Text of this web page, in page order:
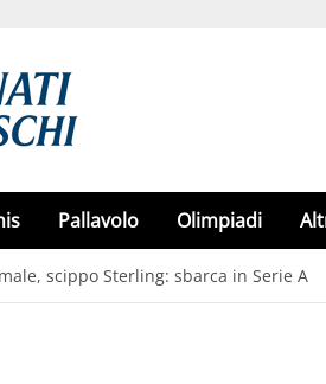
Pallavolo Olimpiadi
scippo Sterling: sbarca in Serie A